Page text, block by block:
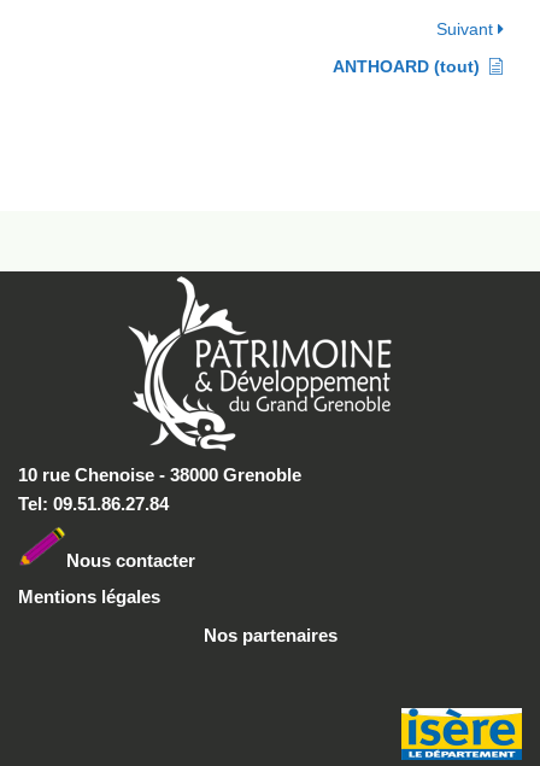
Suivant
ANTHOARD (tout)
10 rue Chenoise - 38000 Grenoble
Tel: 09.51.86.27.84
Nous contacter
Mentions légales
Nos partenaires